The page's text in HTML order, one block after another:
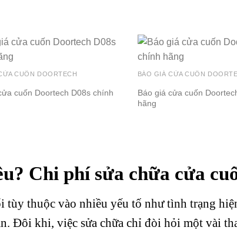
CUỐN DOORTECH
cuốn Doortech D08s chính
BÁO GIÁ CỬA CUỐN
Báo giá cửa cuốn
hãng
Chi phí sửa chữa cửa
tùy thuộc vào nhiều yếu tố như tình trạng
Đôi khi, việc sửa chữa chỉ đòi hỏi một vài